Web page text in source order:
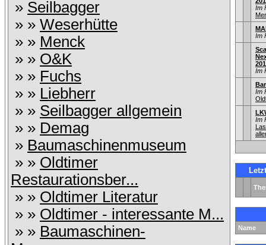
» Seilbagger
» » Weserhütte
» » Menck
» » O&K
» » Fuchs
» » Liebherr
» » Seilbagger allgemein
» » Demag
» Baumaschinenmuseum
» » Oldtimer
Restaurationsber...
» » Oldtimer Literatur
» » Oldtimer - interessante M...
» » Baumaschinen-
Im
Im
Im
Im
Im
Name